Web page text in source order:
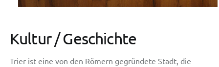
Kultur / Geschichte
Trier ist eine von den Römern gegründete Stadt, die